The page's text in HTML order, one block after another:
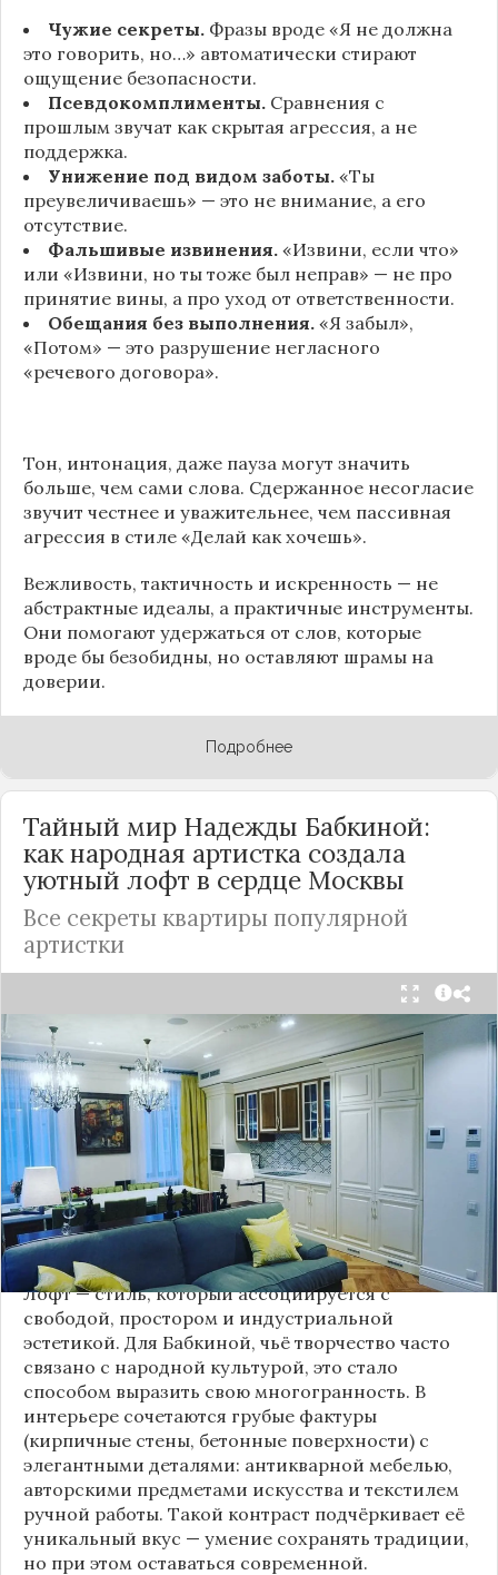
Чужие секреты. Фразы вроде «Я не должна
это говорить, но…» автоматически стирают
ощущение безопасности.
Псевдокомплименты. Сравнения с
прошлым звучат как скрытая агрессия, а не
поддержка.
Унижение под видом заботы. «Ты
преувеличиваешь» — это не внимание, а его
отсутствие.
Фальшивые извинения. «Извини, если что»
или «Извини, но ты тоже был неправ» — не про
принятие вины, а про уход от ответственности.
Обещания без выполнения. «Я забыл»,
«Потом» — это разрушение негласного
«речевого договора».
Тон, интонация, даже пауза могут значить
больше, чем сами слова. Сдержанное несогласие
звучит честнее и уважительнее, чем пассивная
агрессия в стиле «Делай как хочешь».
Вежливость, тактичность и искренность — не
абстрактные идеалы, а практичные инструменты.
Они помогают удержаться от слов, которые
вроде бы безобидны, но оставляют шрамы на
доверии.
Подробнее
Тайный мир Надежды Бабкиной:
как народная артистка создала
уютный лофт в сердце Москвы
Все секреты квартиры популярной
артистки
Народная артисткаРоссииНадежда Бабкина,
известная своей любовью к традиционному
стилю и народной эстетике, удивила
поклонников, выбрав для своей новой
московской квартиры современный стиль лофт.
Это решение стало настоящим откровением,
демонстрирующим её умение сочетать классику
и актуальные тенденции. Подробности о
проекте раскрывает канал “DOMEO | РЕМОНТ
КВАРТИР | НЕДВИЖИМОСТЬ” 2.
Лофт — стиль, который ассоциируется с
свободой, простором и индустриальной
эстетикой. Для Бабкиной, чьё творчество часто
связано с народной культурой, это стало
способом выразить свою многогранность. В
интерьере сочетаются грубые фактуры
(кирпичные стены, бетонные поверхности) с
элегантными деталями: антикварной мебелью,
авторскими предметами искусства и текстилем
ручной работы. Такой контраст подчёркивает её
уникальный вкус — умение сохранять традиции,
но при этом оставаться современной.